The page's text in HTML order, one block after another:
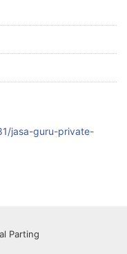
jasa-guru-private-
Parting